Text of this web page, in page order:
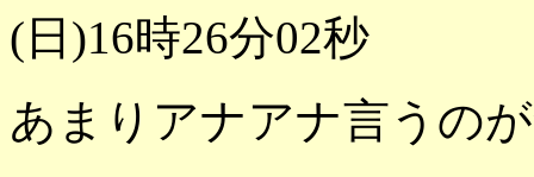
(日)16時26分02秒
あまりアナアナ言うの